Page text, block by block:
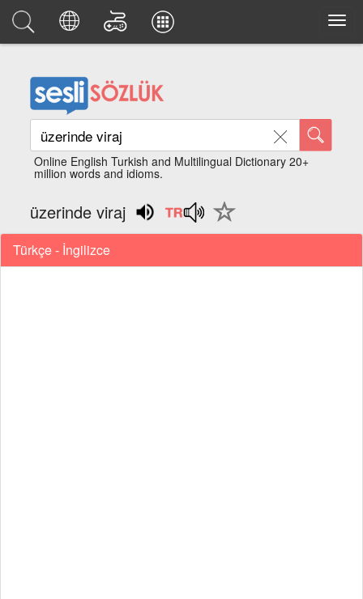
Online English Turkish and Multilingual Dictionary 20+
million words and idioms.
üzerinde viraj
Türkçe - İngilizce